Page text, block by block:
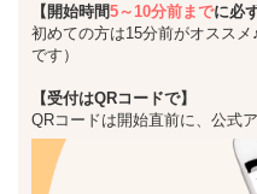
【開始時間5～10分前までに必
初めての方は15分前がオスス
です）
【受付はQRコードで】
QRコードは開始直前に、公式